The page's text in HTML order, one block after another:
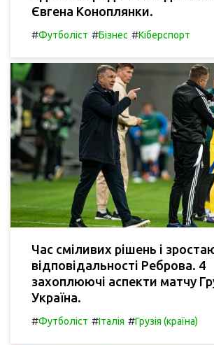
Євгена Коноплянки.
#Футболіст #Бізнес #Кіберспорт
Час сміливих рішень і
відповідальності Реброва. 4
захоплюючі аспекти матчу
Україна.
#Футболіст #Італія #Грузія (країна)